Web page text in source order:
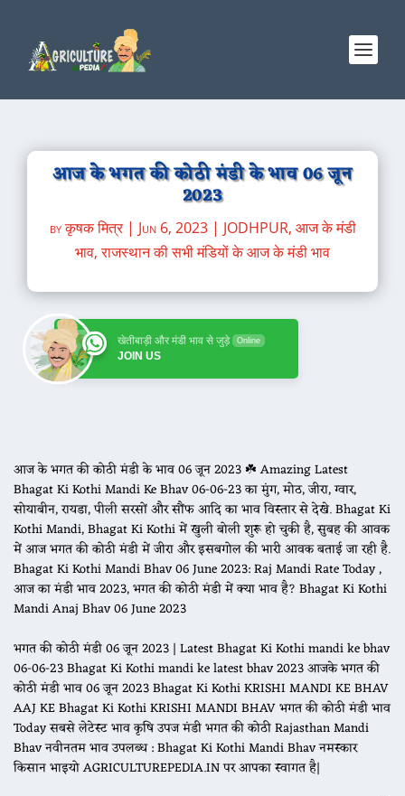
आज के भगत की कोठी मंडी के भाव 06 जून
2023
byकृषक मित्र| Jun 6, 2023| JODHPUR, आज के मंडी
भाव,राजस्थान की सभी मंडियों के आज के मंडी भाव
खेतीबाड़ी और मंडी भाव से जुड़े Online
JOIN US
आज के भगत की कोठी मंडी के भाव 06 जून 2023 ☘️ Amazing Latest
Bhagat Ki Kothi Mandi Ke Bhav 06-06-23 का मुंग, मोठ, जीरा, ग्वार,
सोयाबीन, रायडा, पीली सरसों और सौंफ आदि का भाव विस्तार से देखे. Bhagat Ki
Kothi Mandi, Bhagat Ki Kothi में खुली बोली शुरू हो चुकी है, सुबह की आवक
में आज भगत की कोठी मंडी में जीरा और इसबगोल की भारी आवक बताई जा रही है.
Bhagat Ki Kothi Mandi Bhav 06 June 2023: Raj Mandi Rate Today ,
आज का मंडी भाव 2023, भगत की कोठी मंडी में क्या भाव है? Bhagat Ki Kothi
Mandi Anaj Bhav 06 June 2023
भगत की कोठी मंडी 06 जून 2023 | Latest Bhagat Ki Kothi mandi ke bhav
06-06-23 Bhagat Ki Kothi mandi ke latest bhav 2023 आजके भगत की
कोठी मंडी भाव 06 जून 2023 Bhagat Ki Kothi KRISHI MANDI KE BHAV
AAJ KE Bhagat Ki Kothi KRISHI MANDI BHAV भगत की कोठी मंडी भाव
Today सबसे लेटेस्ट भाव कृषि उपज मंडी भगत की कोठी Rajasthan Mandi
Bhav नवीनतम भाव उपलब्ध : Bhagat Ki Kothi Mandi Bhav नमस्कार
किसान भाइयो AGRICULTUREPEDIA.IN पर आपका स्वागत है|